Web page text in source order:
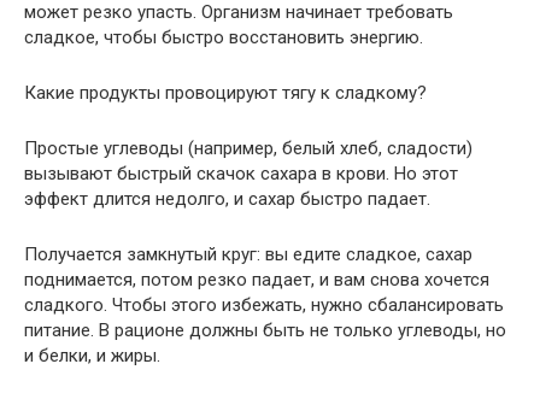
может резко упасть. Организм начинает требовать
сладкое, чтобы быстро восстановить энергию.
Какие продукты провоцируют тягу к сладкому?
Простые углеводы (например, белый хлеб, сладости)
вызывают быстрый скачок сахара в крови. Но этот
эффект длится недолго, и сахар быстро падает.
Получается замкнутый круг: вы едите сладкое, сахар
поднимается, потом резко падает, и вам снова хочется
сладкого. Чтобы этого избежать, нужно сбалансировать
питание. В рационе должны быть не только углеводы, но
и белки, и жиры.